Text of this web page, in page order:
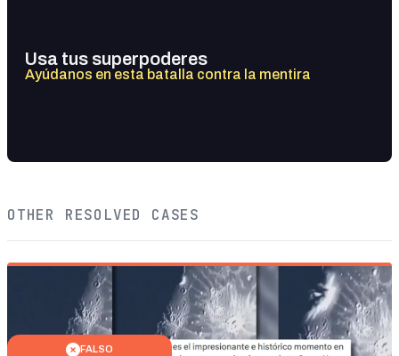
Usa tus superpoderes
Ayúdanos en esta batalla contra la mentira
OTHER RESOLVED CASES
FALSO